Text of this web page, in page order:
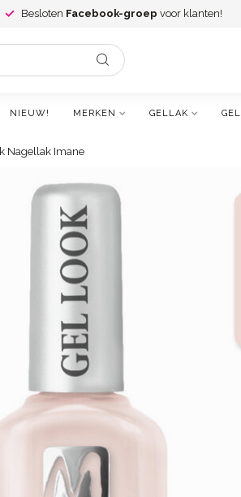
Besloten Facebook-groep voor klanten!
NIEUW! MERKEN GELLAK GEL
Nagellak Imane